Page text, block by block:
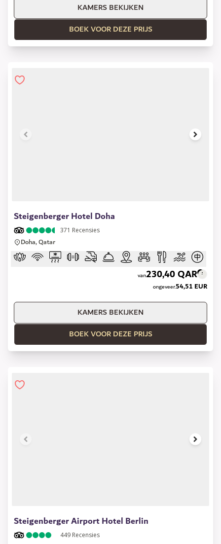
KAMERS BEKIJKEN
BOEK VOOR DEZE PRIJS
Steigenberger Hotel Doha
371 Recensies
Doha, Qatar
van230,40 QAR
ongeveer.54,51 EUR
KAMERS BEKIJKEN
BOEK VOOR DEZE PRIJS
Steigenberger Airport Hotel Berlin
449 Recensies